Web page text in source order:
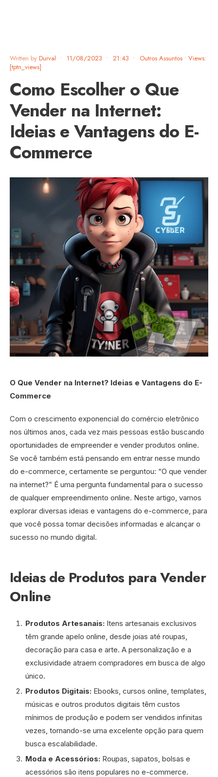
Written by Durval • 11/08/2023 • 21:43 • Outros Assuntos • Views:
[tptn_views]
Como Escolher o Que
Vender na Internet:
Ideias e Vantagens do E-
Commerce
O Que Vender na Internet? Ideias e Vantagens do E-
Commerce
Com o crescimento exponencial do comércio eletrônico
nos últimos anos, cada vez mais pessoas estão buscando
oportunidades de empreender e vender produtos online.
Se você também está pensando em entrar nesse mundo
do e-commerce, certamente se perguntou: “O que vender
na internet?” É uma pergunta fundamental para o sucesso
de qualquer empreendimento online. Neste artigo, vamos
explorar diversas ideias e vantagens do e-commerce, para
que você possa tomar decisões informadas e alcançar o
sucesso no mundo digital.
Ideias de Produtos para Vender
Online
Produtos Artesanais: Itens artesanais exclusivos
têm grande apelo online, desde joias até roupas,
decoração para casa e arte. A personalização e a
exclusividade atraem compradores em busca de algo
único.
Produtos Digitais: Ebooks, cursos online, templates,
músicas e outros produtos digitais têm custos
mínimos de produção e podem ser vendidos infinitas
vezes, tornando-se uma excelente opção para quem
busca escalabilidade.
Moda e Acessórios: Roupas, sapatos, bolsas e
acessórios são itens populares no e-commerce.